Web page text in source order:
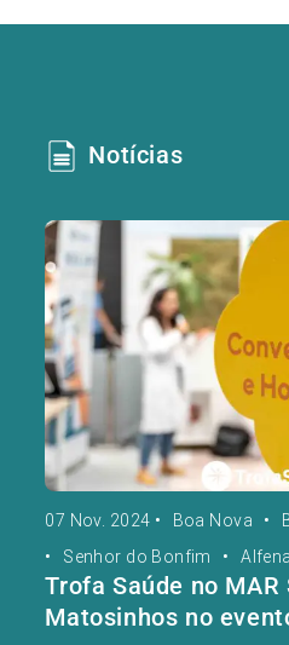
Notícias
07 Nov. 2024 • Boa Nova •
•
Senhor do Bonfim • Alfena
Trofa Saúde no MAR
Matosinhos no